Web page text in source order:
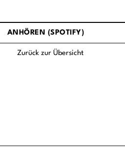
ANHÖREN (SPOTIFY)
Zurück zur Übersicht